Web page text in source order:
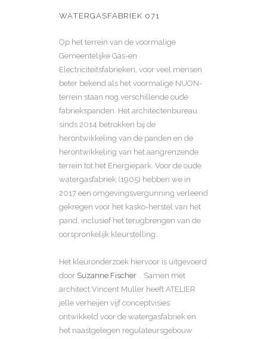
WATERGASFABRIEK 071
Op het terrein van de voormalige
Gemeentelijke Gas-en
Electriciteitsfabrieken, voor veel mensen
beter bekend als het voormalige NUON-
terrein staan nog verschillende oude
fabriekspanden. Het architectenbureau
sinds 2014 betrokken bij de
herontwikkeling van de panden en de
herontwikkeling van het aangrenzende
terrein tot het Energiepark. Voor de oude
watergasfabriek (1905) hebben we in
2017 een omgevingsvergunning verleend
gekregen voor het kasko-herstel van het
pand, inclusief het terugbrengen van de
oorspronkelijk kleurstelling.
Het kleuronderzoek hiervoor is uitgevoerd
door Suzanne Fischer . Samen met
architect Vincent Muller heeft ATELIER
jelle verheijen vijf conceptvisies
ontwikkeld voor de watergasfabriek en
het naastgelegen regulateursgebouw